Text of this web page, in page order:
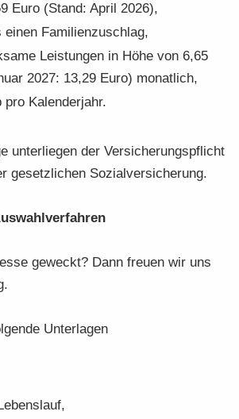
Euro (Stand: April 2026),
einen Fa­mi­li­en­zu­schlag,
Leis­tun­gen in Höhe von 6,65
2027: 13,29 Euro) mo­nat­lich,
pro Ka­len­der­jahr.
un­ter­lie­gen der Ver­si­che­rungs­pflicht
ge­setz­li­chen So­zi­al­ver­si­che­rung.
ge­weckt? Dann freu­en wir uns
Un­ter­la­gen